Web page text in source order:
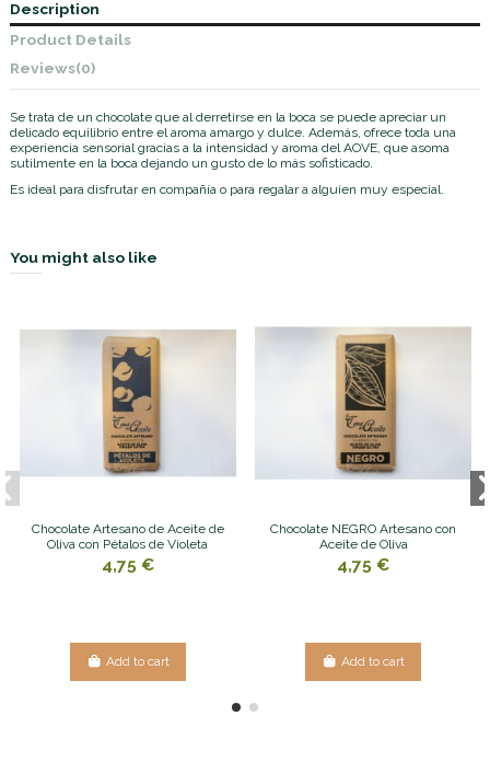
Description
Product Details
Reviews(0)
Se trata de un chocolate que al derretirse en la boca se puede apreciar un
delicado equilibrio entre el aroma amargo y dulce. Además, ofrece toda una
experiencia sensorial gracias a la intensidad y aroma del AOVE, que asoma
sutilmente en la boca dejando un gusto de lo más sofisticado.
Es ideal para disfrutar en compañía o para regalar a alguien muy especial.
You might also like
Chocolate Artesano de Aceite de
Oliva con Pétalos de Violeta
4,75 €
Add to cart
Chocolate NEGRO Artesano con
Aceite de Oliva
4,75 €
Add to cart